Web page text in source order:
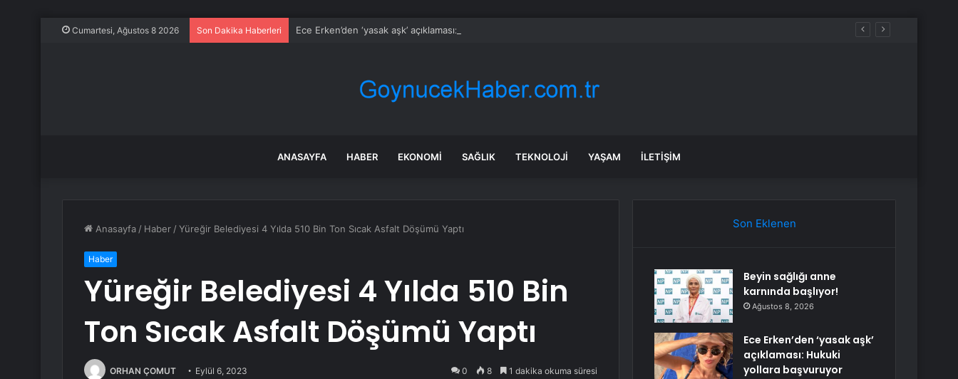
Cumartesi, Ağustos 8 2026 Son Dakika Haberleri Ece Erken’den ‘yasak aşk’ açıklaması: Hukuki yollara başvuruyor
ANASAYFA HABER EKONOMI SAĞLIK TEKNOLOJI YAŞAM İLETIŞIM
Anasayfa / Haber /Yüreğir Belediyesi 4 Yılda 510 Bin Ton Sıcak Asfalt Döşümü Yaptı
Haber
Yüreğir Belediyesi 4 Yılda 510 Bin
Ton Sıcak Asfalt Döşümü Yaptı
ORHAN ÇOMUT Eylül 6, 2023 0 8 1 dakika okuma süresi
Son Eklenen
Beyin sağlığı anne
karnında başlıyor!
Ağustos 8, 2026
Ece Erken’den ‘yasak aşk’
açıklaması: Hukuki
yollara başvuruyor